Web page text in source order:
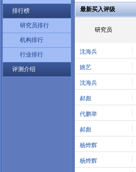
排行榜
研究员排行
机构排行
行业排行
评测介绍
最新买入评级
研究员
沈海兵
姚艺
沈海兵
郝彪
代鹏举
郝彪
杨烨辉
杨烨辉